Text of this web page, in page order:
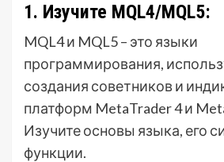
1. Изучите MQL4/MQL5:
MQL4 и MQL5 – это языки
программирования,
создания советников и
платформ MetaTrader 4 и
Изучите основы языка, его
функции.